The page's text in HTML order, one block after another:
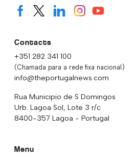
Contacts
+351 282 341 100
(Chamada para a rede fixa nacional)
info@theportugalnews.com
Rua Municipio de S Domingos
Urb. Lagoa Sol, Lote 3 r/c
8400-357 Lagoa - Portugal
Menu